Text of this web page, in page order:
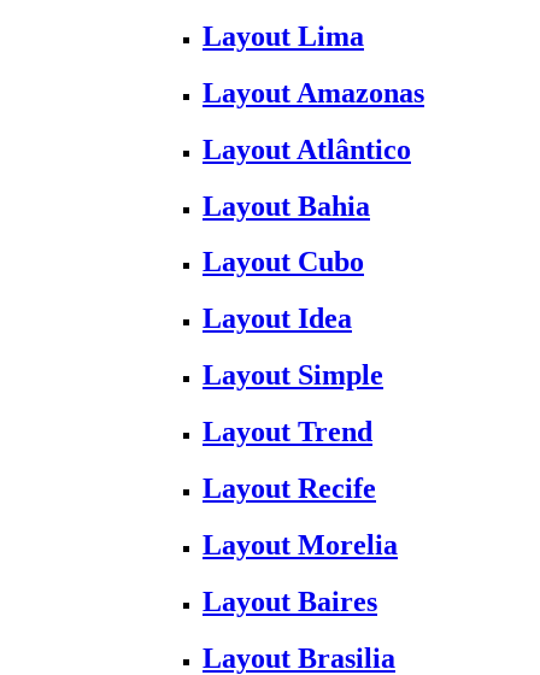
Layout Lima
Layout Amazonas
Layout Atlântico
Layout Bahia
Layout Cubo
Layout Idea
Layout Simple
Layout Trend
Layout Recife
Layout Morelia
Layout Baires
Layout Brasilia